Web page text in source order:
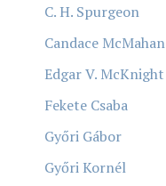
C. H. Spurgeon
Candace McMahan
Edgar V. McKnight
Fekete Csaba
Győri Gábor
Győri Kornél